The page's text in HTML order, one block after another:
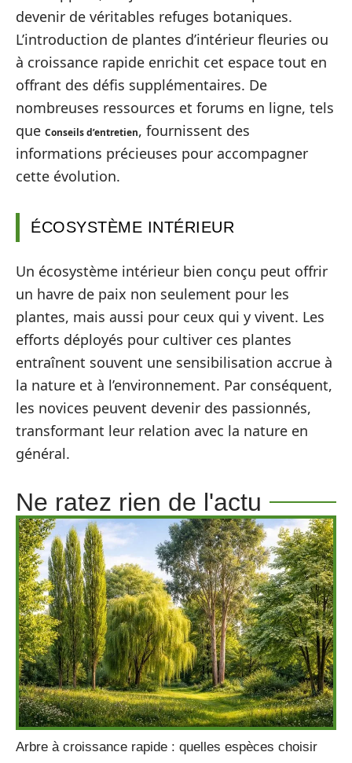
devenir de véritables refuges botaniques.
L’introduction de plantes d’intérieur fleuries ou
à croissance rapide enrichit cet espace tout en
offrant des défis supplémentaires. De
nombreuses ressources et forums en ligne, tels
que Conseils d’entretien, fournissent des
informations précieuses pour accompagner
cette évolution.
ÉCOSYSTÈME INTÉRIEUR
Un écosystème intérieur bien conçu peut offrir
un havre de paix non seulement pour les
plantes, mais aussi pour ceux qui y vivent. Les
efforts déployés pour cultiver ces plantes
entraînent souvent une sensibilisation accrue à
la nature et à l’environnement. Par conséquent,
les novices peuvent devenir des passionnés,
transformant leur relation avec la nature en
général.
Ne ratez rien de l'actu
Arbre à croissance rapide : quelles espèces choisir